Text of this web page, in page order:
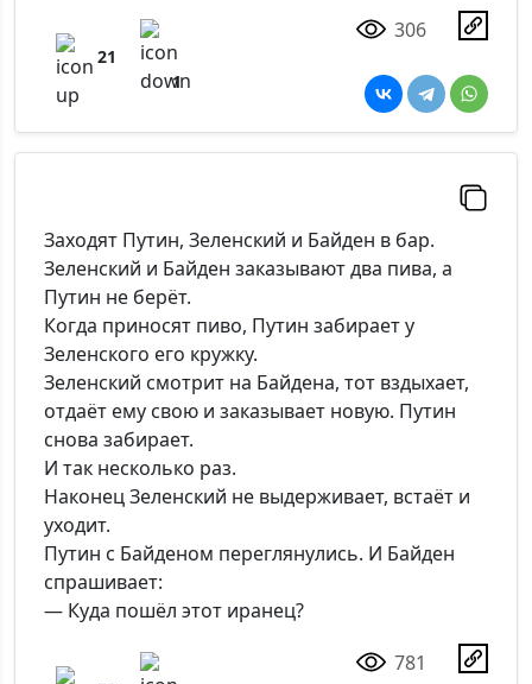
21
1
306
Заходят Путин, Зеленский и Байден в бар.
Зеленский и Байден заказывают два пива, а
Путин не берёт.
Когда приносят пиво, Путин забирает у
Зеленского его кружку.
Зеленский смотрит на Байдена, тот вздыхает,
отдаёт ему свою и заказывает новую. Путин
снова забирает.
И так несколько раз.
Наконец Зеленский не выдерживает, встаёт и
уходит.
Путин с Байденом переглянулись. И Байден
спрашивает:
— Куда пошёл этот иранец?
781